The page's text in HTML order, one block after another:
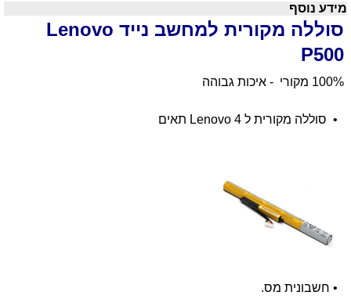
מידע נוסף
סוללה מקורית למחשב נייד Lenovo
P500
100% מקורי - איכות גבוהה
• סוללה מקורית ל Lenovo 4 תאים
• חשבונית מס.